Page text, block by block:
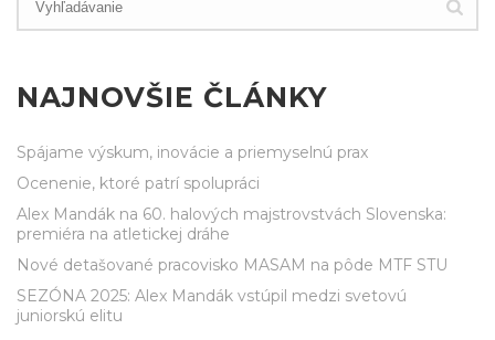
NAJNOVŠIE ČLÁNKY
Spájame výskum, inovácie a priemyselnú prax
Ocenenie, ktoré patrí spolupráci
Alex Mandák na 60. halových majstrovstvách Slovenska:
premiéra na atletickej dráhe
Nové detašované pracovisko MASAM na pôde MTF STU
SEZÓNA 2025: Alex Mandák vstúpil medzi svetovú
juniorskú elitu